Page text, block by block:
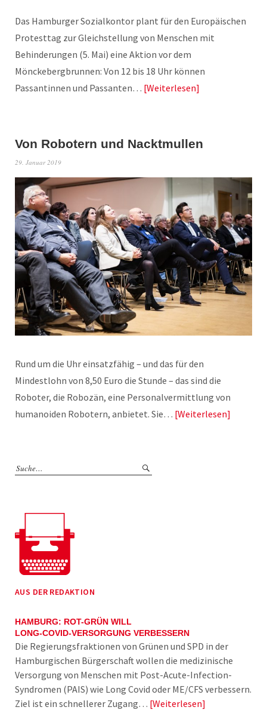
Das Hamburger Sozialkontor plant für den Europäischen
Protesttag zur Gleichstellung von Menschen mit
Behinderungen (5. Mai) eine Aktion vor dem
Mönckebergbrunnen: Von 12 bis 18 Uhr können
Passantinnen und Passanten… Weiterlesen
Von Robotern und Nacktmullen
29. Januar 2019
Rund um die Uhr einsatzfähig – und das für den
Mindestlohn von 8,50 Euro die Stunde – das sind die
Roboter, die Robozän, eine Personalvermittlung von
humanoiden Robotern, anbietet. Sie… Weiterlesen
AUS DER REDAKTION
HAMBURG: ROT-GRÜN WILL
LONG-COVID-VERSORGUNG VERBESSERN
Die Regierungsfraktionen von Grünen und SPD in der
Hamburgischen Bürgerschaft wollen die medizinische
Versorgung von Menschen mit Post-Acute-Infection-
Syndromen (PAIS) wie Long Covid oder ME/CFS verbessern.
Ziel ist ein schnellerer Zugang… Weiterlesen